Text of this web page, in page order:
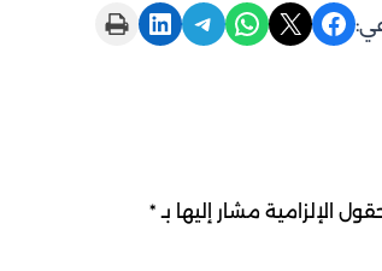
Share on Facebook
Share on X
Share on WhatsApp
Share on Telegram
Share on LinkedIn
Print this Page
الإلزامية مشار إليها بـ *